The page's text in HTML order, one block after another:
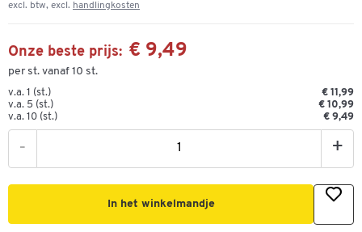
excl. btw, excl. handlingkosten
Onze beste prijs: € 9,49
per st. vanaf 10 st.
v.a. 1 (st.)
€ 11,99
v.a. 5 (st.)
€ 10,99
v.a. 10 (st.)
€ 9,49
- +
In het winkelmandje